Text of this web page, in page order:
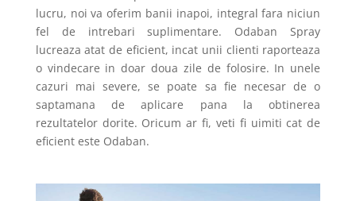
lucru, noi va oferim banii inapoi, integral fara niciun
fel de intrebari suplimentare. Odaban Spray
lucreaza atat de eficient, incat unii clienti raporteaza
o vindecare in doar doua zile de folosire. In unele
cazuri mai severe, se poate sa fie necesar de o
saptamana de aplicare pana la obtinerea
rezultatelor dorite. Oricum ar fi, veti fi uimiti cat de
eficient este Odaban.